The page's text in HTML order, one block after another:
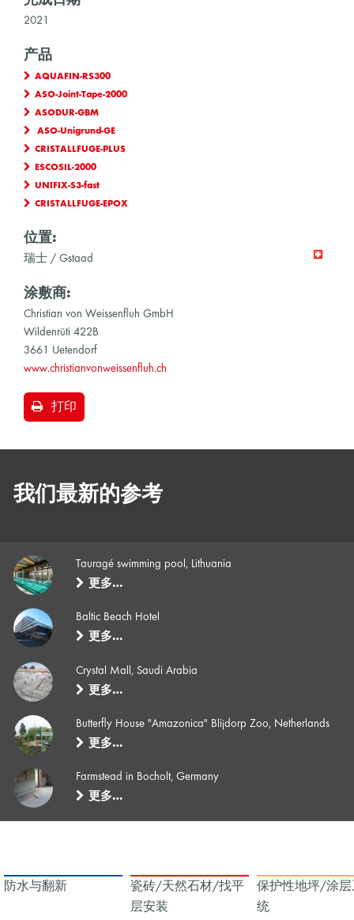
2021
产品
AQUAFIN-RS300
ASO-Joint-Tape-2000
ASODUR-GBM
ASO-Unigrund-GE
CRISTALLFUGE-PLUS
ESCOSIL-2000
UNIFIX-S3-fast
CRISTALLFUGE-EPOX
位置:
瑞士 / Gstaad
涂敷商:
Christian von Weissenfluh GmbH
Wildenrüti 422B
3661 Uetendorf
www.christianvonweissenfluh.ch
打印
我们最新的参考
Tauragé swimming pool, Lithuania
更多…
Baltic Beach Hotel
更多…
Crystal Mall, Saudi Arabia
更多…
Butterfly House "Amazonica" Blijdorp Zoo, Netherlands
更多…
Farmstead in Bocholt, Germany
更多…
防水与翻新
瓷砖/天然石材/找平
层安装
保护性地坪/涂层
统